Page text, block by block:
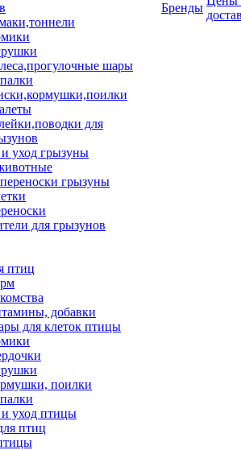
шары
для
уход грызуны
грызуны
для грызунов
птиц
добавки
для клеток птицы
поилки
и уход птицы
птиц
Бренды